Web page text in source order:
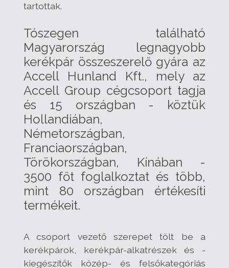
tartottak.
Tószegen található
Magyarország legnagyobb
kerékpár összeszerelő gyára az
Accell Hunland Kft., mely az
Accell Group cégcsoport tagja
és 15 országban - köztük
Hollandiában,
Németországban,
Franciaországban,
Törökországban, Kínában -
3500 főt foglalkoztat és több,
mint 80 országban értékesíti
termékeit.
A csoport vezető szerepet tölt be a
kerékpárok, kerékpár-alkatrészek és -
kiegészítők közép- és felsőkategóriás